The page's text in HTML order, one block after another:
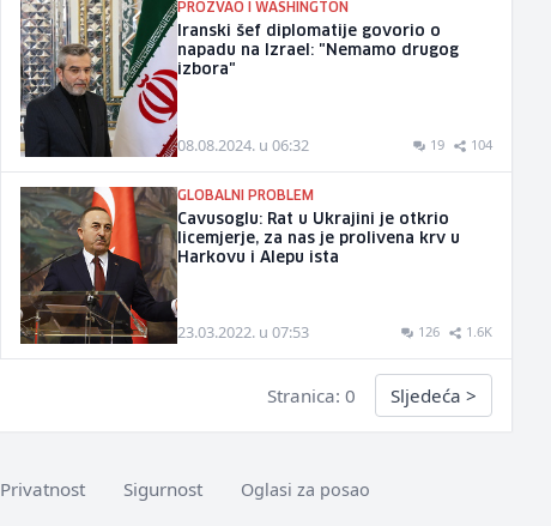
PROZVAO I WASHINGTON
Iranski šef diplomatije govorio o
napadu na Izrael: "Nemamo drugog
izbora"
08.08.2024. u 06:32 19 104
GLOBALNI PROBLEM
Cavusoglu: Rat u Ukrajini je otkrio
licemjerje, za nas je prolivena krv u
Harkovu i Alepu ista
23.03.2022. u 07:53 126 1.6K
Stranica: 0 Sljedeća >
Privatnost Sigurnost Oglasi za posao